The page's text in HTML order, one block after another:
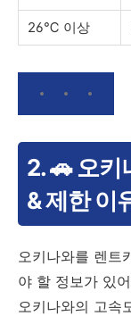
26℃ 이상
2. 🚗 오키
& 제한 이
오키나와를 렌트
야 할 정보가 있
오키나와의 고속